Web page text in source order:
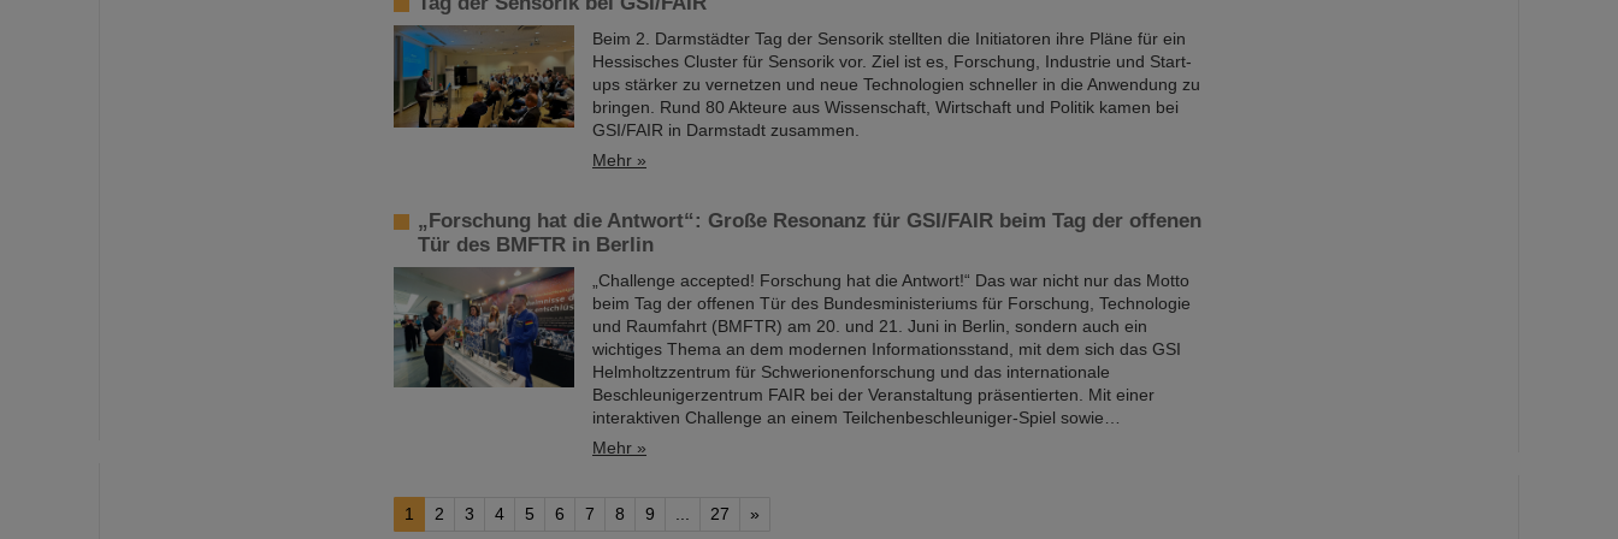
Beim 2. Darmstädter Tag der Sensorik stellten die Initiatoren ihre Pläne für ein
Hessisches Cluster für Sensorik vor. Ziel ist es, Forschung, Industrie und Start-
ups stärker zu vernetzen und neue Technologien schneller in die Anwendung zu
bringen. Rund 80 Akteure aus Wissenschaft, Wirtschaft und Politik kamen bei
GSI/FAIR in Darmstadt zusammen.
Mehr »
„Forschung hat die Antwort“: Große Resonanz für GSI/FAIR beim Tag der offenen
Tür des BMFTR in Berlin
„Challenge accepted! Forschung hat die Antwort!“ Das war nicht nur das Motto
beim Tag der offenen Tür des Bundesministeriums für Forschung, Technologie
und Raumfahrt (BMFTR) am 20. und 21. Juni in Berlin, sondern auch ein
wichtiges Thema an dem modernen Informationsstand, mit dem sich das GSI
Helmholtzzentrum für Schwerionenforschung und das internationale
Beschleunigerzentrum FAIR bei der Veranstaltung präsentierten. Mit einer
interaktiven Challenge an einem Teilchenbeschleuniger-Spiel sowie…
Mehr »
1 2 3 4 5 6 7 8 9 27 »